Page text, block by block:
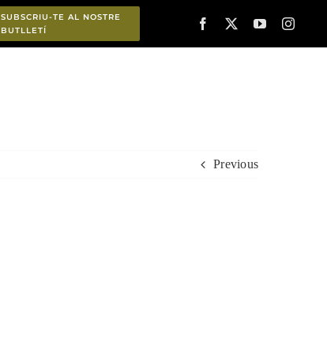
SUBSCRIU-TE AL NOSTRE
BUTLLETÍ
Previous